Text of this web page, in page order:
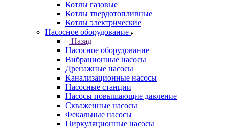
Котлы газовые
Котлы твердотопливные
Котлы электрические
Насосное оборудование
Назад
Насосное оборудование
Вибрационные насосы
Дренажные насосы
Канализационные насосы
Насосные станции
Насосы повышающие давление
Скваженные насосы
Фекальные насосы
Циркуляционные насосы